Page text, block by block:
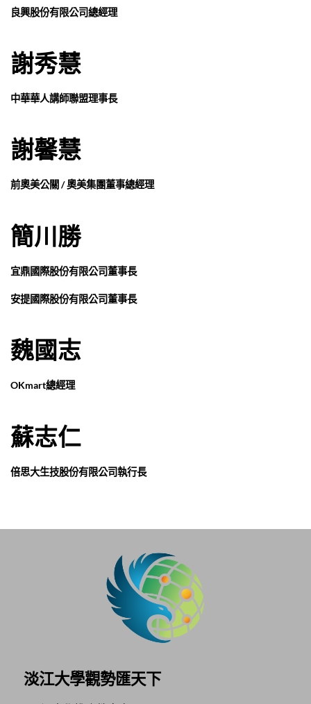
良興股份有限公司總經理
謝秀慧
中華華人講師聯盟理事長
謝馨慧
前奧美公關 / 奧美集團董事總經理
簡川勝
宜鼎國際股份有限公司董事長
安提國際股份有限公司董事長
魏國志
OKmart總經理
蘇志仁
倍思大生技股份有限公司執行長
淡江大學觀勢匯天下